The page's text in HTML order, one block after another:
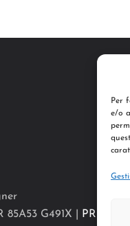
Per
e/o
85A53 G491X